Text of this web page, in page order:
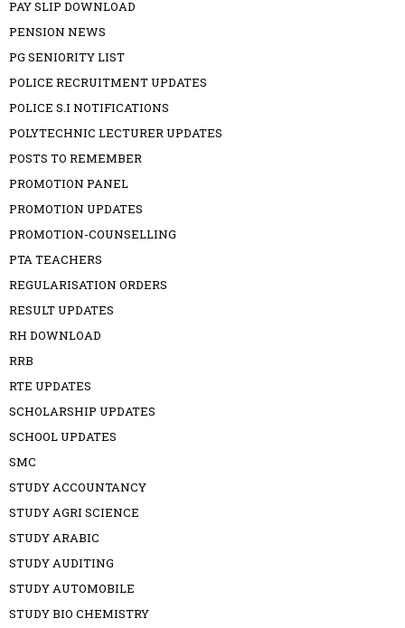
PAY SLIP DOWNLOAD
PENSION NEWS
PG SENIORITY LIST
POLICE RECRUITMENT UPDATES
POLICE S.I NOTIFICATIONS
POLYTECHNIC LECTURER UPDATES
POSTS TO REMEMBER
PROMOTION PANEL
PROMOTION UPDATES
PROMOTION-COUNSELLING
PTA TEACHERS
REGULARISATION ORDERS
RESULT UPDATES
RH DOWNLOAD
RRB
RTE UPDATES
SCHOLARSHIP UPDATES
SCHOOL UPDATES
SMC
STUDY ACCOUNTANCY
STUDY AGRI SCIENCE
STUDY ARABIC
STUDY AUDITING
STUDY AUTOMOBILE
STUDY BIO CHEMISTRY